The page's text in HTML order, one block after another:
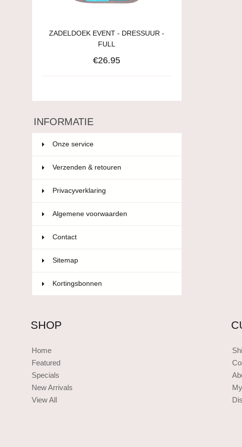
ZADELDOEK EVENT - DRESSUUR -
FULL
€26.95
INFORMATIE
Onze service
Verzenden & retouren
Privacyverklaring
Algemene voorwaarden
Contact
Sitemap
Kortingsbonnen
SHOP
Home
Featured
Specials
New Arrivals
View All